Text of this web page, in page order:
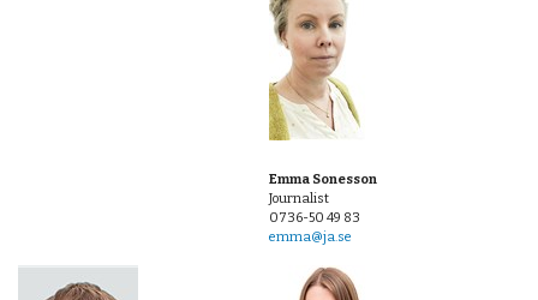
Emma Sonesson
Journalist
0736-50 49 83
emma@ja.se